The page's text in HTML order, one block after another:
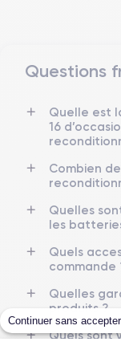
Continuer sans accepter
Date de sortie
147,6×71,6×7,8 mm
Écran
Questions
Quelle est
16
Combien
Quelles
les
Quels
commande
Quelles
produits ?
Quels sont